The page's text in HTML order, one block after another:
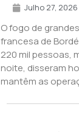
Julho 27, 2026
O fogo de
francesa de
220 mil pessoas,
noite, disseram
mantêm as